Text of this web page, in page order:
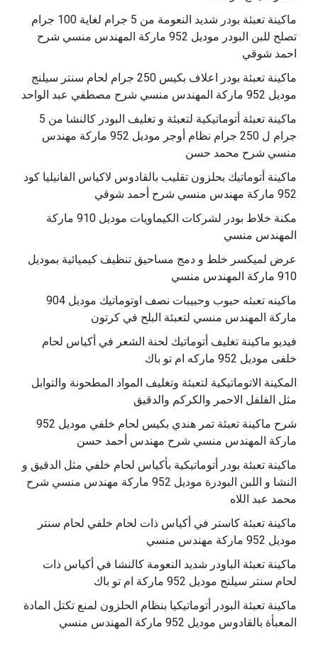
ماكينة تعبئة بودر شديد النعومة من 5 جرام لغاية 100 جرام
تصلح للبن البودر موديل 952 ماركة المهندس منسي شرح
احمد شوقي
ماكينة تعبئة بودر اعلاف بكيس 250 جرام لحام سنتر سيلنج
موديل 952 ماركة المهندس منسي شرح مصطفي عبد الواحد
ماكينة تعبئة أتوماتيكية لتعبئة و تغليف البودر كالنشا من 5
جرام ل 250 جرام نظام أوجر موديل 952 ماركة مهندس
منسي شرح محمد حسن
‫ماكينة أتوماتيك بحلزون تقليب بالقادوس لاكياس الفانيليا كود
مكنة خلاط بودر لشركات الكيماويات موديل 910 ماركة
المهندس منسي
عرض لميكسر خلط و دمج مساحيق تنظيف كيميائية بموديل
910 ماركة المهندس منسي
‫ماكينه تعبئه حبوب وحبيبات نصف اوتوماتيك موديل 904
‫فيديو ماكينة تغليف أتوماتيك لحنة الشعر في أكياس لحام
خلفى موديل 952 ماركه ام تو باك
المكينة الاتوماتيكية لتعبئة وتغليف المواد المطحونة والتوابل
مثل الفلفل الاحمر والكركم والدقيق
‫شرح ماكينة تعبئة تمر هندي بكيس لحام خلفي موديل 952
ماكينة تعبئة بودر أتوماتيكية بأكياس لحام خلفي مثل الدقيق و
النشا و اللبن البودرة موديل 952 ماركة مهندس منسي شرح
محمد عبد اللاه
‫ماكينة تعبئة كاستر في أكياس ذات لحام خلفي لحام سنتر
موديل 952 ماركة مهندس منسي
‫ماكينة تعبئة الباودر شديد النعومة كالنشا في أكياس ذات
‫ماكينة تعبئة البودر أتوماتيكيا بنظام الحلزون لمنع تكتل المادة